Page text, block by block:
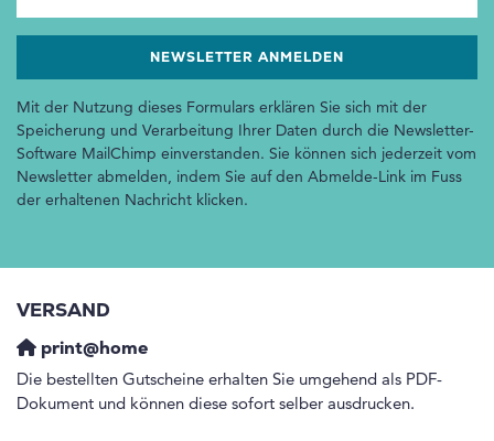
Mit der Nutzung dieses Formulars erklären Sie sich mit der
Speicherung und Verarbeitung Ihrer Daten durch die Newsletter-
Software MailChimp einverstanden. Sie können sich jederzeit vom
Newsletter abmelden, indem Sie auf den Abmelde-Link im Fuss
der erhaltenen Nachricht klicken.
VERSAND
print@home
Die bestellten Gutscheine erhalten Sie umgehend als PDF-
Dokument und können diese sofort selber ausdrucken.